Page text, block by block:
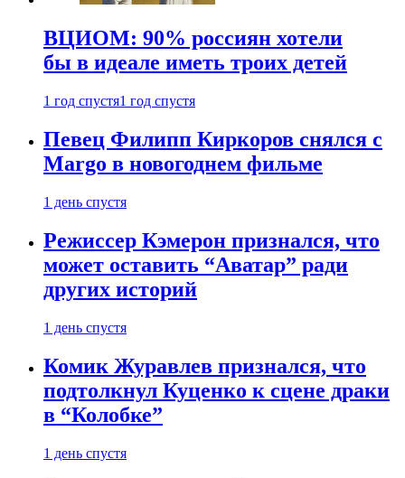
ВЦИОМ: 90% россиян хотели
бы в идеале иметь троих детей
1 год спустя1 год спустя
Певец Филипп Киркоров снялся с
Margo в новогоднем фильме
1 день спустя
Режиссер Кэмерон признался, что
может оставить “Аватар” ради
других историй
1 день спустя
Комик Журавлев признался, что
подтолкнул Куценко к сцене драки
в “Колобке”
1 день спустя